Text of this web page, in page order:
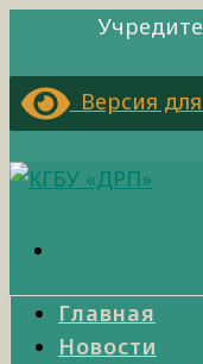
Версия
Главная
Новости